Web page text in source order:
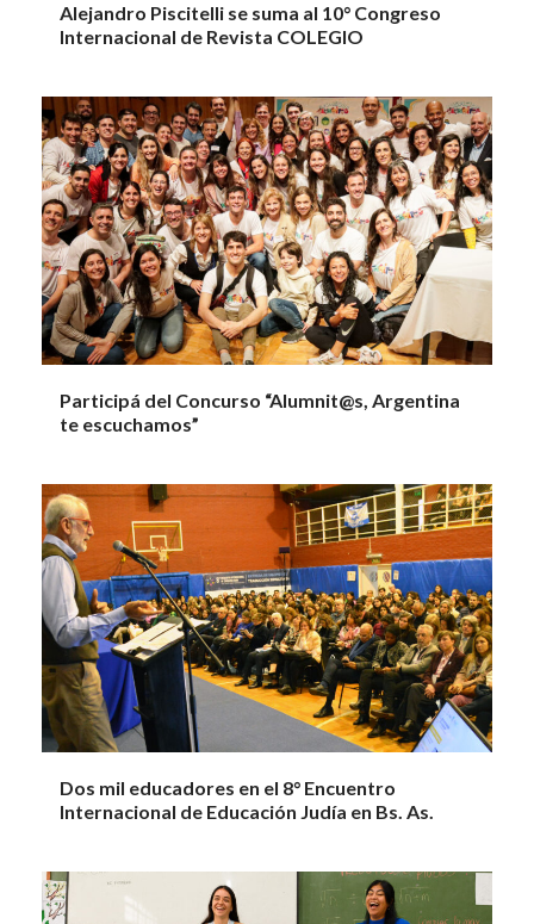
Alejandro Piscitelli se suma al 10° Congreso
Internacional de Revista COLEGIO
Participá del Concurso “Alumnit@s, Argentina
te escuchamos”
Dos mil educadores en el 8° Encuentro
Internacional de Educación Judía en Bs. As.